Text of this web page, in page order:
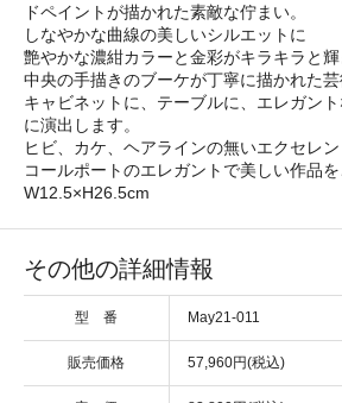
ドペイントが描かれた素敵な佇まい。
しなやかな曲線の美しいシルエットに
艶やかな濃紺カラーと金彩がキラキラと輝
中央の手描きのブーケが丁寧に描かれた芸
キャビネットに、テーブルに、エレガン
に演出します。
ヒビ、カケ、ヘアラインの無いエクセレン
コールポートのエレガントで美しい作品を
W12.5×H26.5cm
その他の詳細情報
型 番 May21-011
販売価格 57,960円(税込)